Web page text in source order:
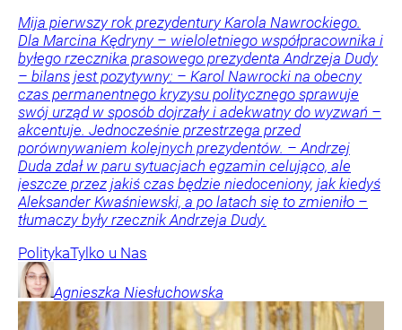
Mija pierwszy rok prezydentury Karola Nawrockiego.
Dla Marcina Kędryny – wieloletniego współpracownika i
byłego rzecznika prasowego prezydenta Andrzeja Dudy
– bilans jest pozytywny: – Karol Nawrocki na obecny
czas permanentnego kryzysu politycznego sprawuje
swój urząd w sposób dojrzały i adekwatny do wyzwań –
akcentuje. Jednocześnie przestrzega przed
porównywaniem kolejnych prezydentów. – Andrzej
Duda zdał w paru sytuacjach egzamin celująco, ale
jeszcze przez jakiś czas będzie niedoceniony, jak kiedyś
Aleksander Kwaśniewski, a po latach się to zmieniło –
tłumaczy były rzecznik Andrzeja Dudy.
PolitykaTylko u Nas
Agnieszka Niesłuchowska